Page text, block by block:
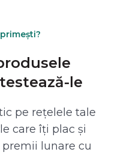
le
pe rețelele tale
care îți plac și
lunare cu